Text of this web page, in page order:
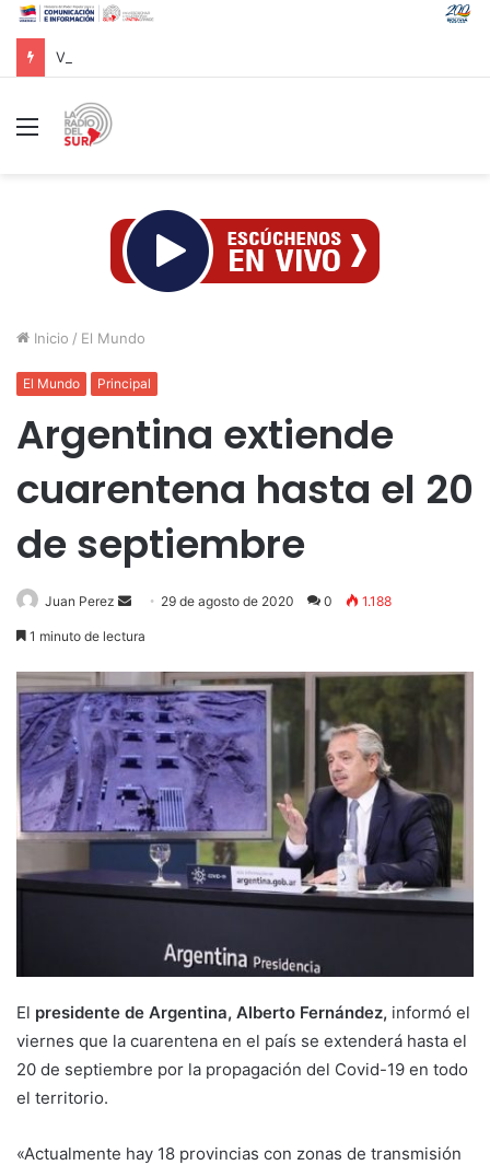
Menú
Inicio / El Mundo
El Mundo Principal
Argentina extiende
cuarentena hasta el 20
de septiembre
Juan Perez
Send 29 de agosto de 2020 0 1.188
1 minuto de lectura
El presidente de Argentina, Alberto Fernández, informó el
viernes que la cuarentena en el país se extenderá hasta el
20 de septiembre por la propagación del Covid-19 en todo
el territorio.
«Actualmente hay 18 provincias con zonas de transmisión